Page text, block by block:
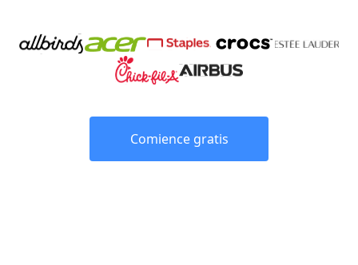
Comience gratis